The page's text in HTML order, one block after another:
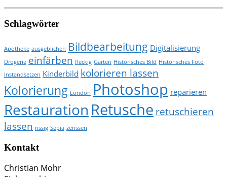
Schlagwörter
Apotheke ausgeblichen Bildbearbeitung Digitalisierung
Drogerie einfärben fleckig Garten Historisches Bild Historisches Foto
Instandsetzen Kinderbild kolorieren lassen
Kolorierung London Photoshop reparieren
Restauration Retusche retuschieren
lassen rissig Sepia zerissen
Kontakt
Christian Mohr